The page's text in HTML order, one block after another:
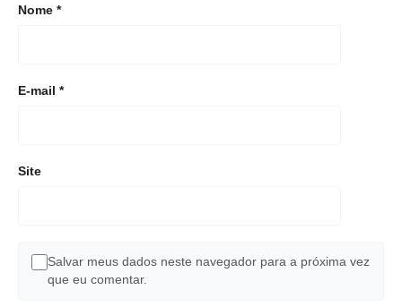
Nome *
E-mail *
Site
Salvar meus dados neste navegador para a próxima vez
que eu comentar.